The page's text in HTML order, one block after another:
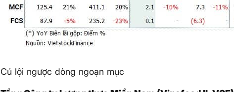
Cú lội ngược dòng ngoạn mục